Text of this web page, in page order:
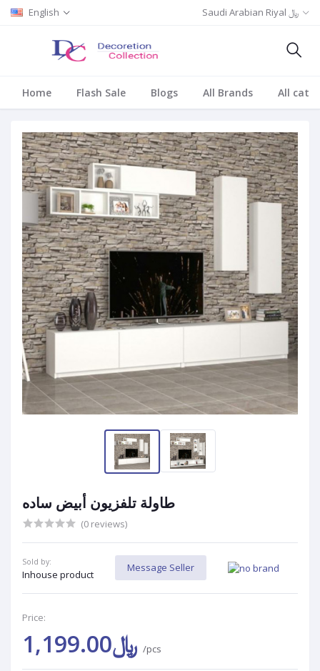
English Saudi Arabian Riyal ﷼
Home Flash Sale Blogs All Brands All
طاولة تلفزيون أبيض ساده
(0 reviews)
Sold by:
Inhouse product
Message Seller
Price:
/pcs